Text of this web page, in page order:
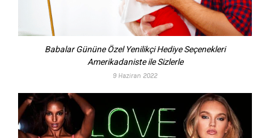
Babalar Gününe Özel Yenilikçi Hediye Seçenekleri
Amerikadaniste ile Sizlerle
9 Haziran 2022